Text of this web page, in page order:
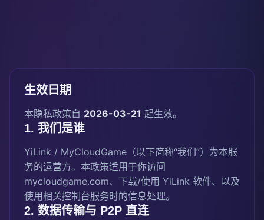
生效日期
本隐私政策自 2026-03-21 起生效。
1. 我们是谁
YiLink / MyCloudGame（以下简称“我们”）为本服
务的运营方。本政策适用于你访问
mycloudgame.com、下载/使用 YiLink 软件、以及
使用相关控制台服务时的信息处理。
2. 数据传输与 P2P 直连